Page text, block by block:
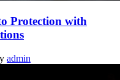
Protection with
admin